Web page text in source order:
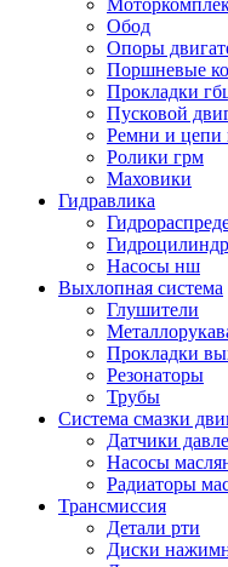
Обод
Опоры
Поршневые
Прокладки
Пусковой
Ремни и цепи
Ролики грм
Маховики
Гидравлика
Насосы нш
Выхлопная система
Глушители
Прокладки
Резонаторы
Трубы
Система смазки
Датчики
Насосы
Радиаторы
Трансмиссия
Детали рти
Диски